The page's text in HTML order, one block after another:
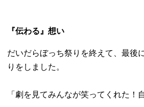
『伝わる』想い
だいだらぼっち祭りを終えて、最後
りをしました。
「劇を見てみんなが笑ってくれた！